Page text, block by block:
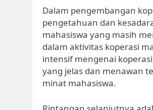
Dalam pengembangan
pengetahuan dan
mahasiswa yang masih
dalam aktivitas koperasi
intensif mengenai
yang jelas dan menawan
minat mahasiswa.